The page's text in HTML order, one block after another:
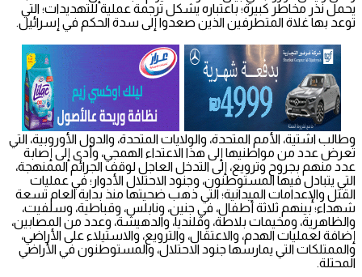
يحمل نذر مخاطر كبيرة؛ باعتباره يشكل ترجمة عملية للتهديدات؛ التي
توعد بها غلاة المتطرفين الذين صعدوا إلى سدة الحكم في إسرائيل.
وطالب اشتية، الأمم المتحدة، والولايات المتحدة، والدول الأوروبية، التي
تعرض عدد من مواطنيها إلى هذا الاعتداء الهمجي، وأدى إلى إصابة
عدد منهم بجروح وترويع، إلى التدخل العاجل لوقف الجرائم الممنهجة،
التي يتبادل فيها المستوطنون، وجنود الاحتلال الأدوار؛ في عمليات
القتل والإعدامات الميدانية؛ التي ذهب ضحيتها منذ بداية العام تسعة
شهداء؛ بينهم ثلاثة أطفال، في جنين، ونابلس، وقباطية، وسلفيت،
والظاهرية، ومخيمات بلاطة، وقلنديا، والدهيشة، وعدد من المصابين،
إضافة لعمليات الهدم، والاعتقال، والترويع، والاستيلاء على الأراضي،
والممتلكات التي يمارسها جنود الاحتلال، والمستوطنون في الأراضي
المحتلة.